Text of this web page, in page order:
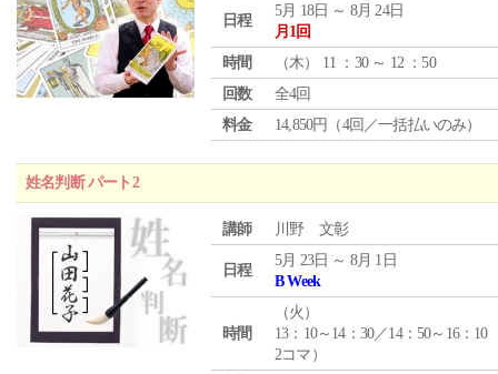
日程
5月 18日 ～ 8月 24日
月1回
時間
（木） 11 ：30 ～ 12 ：50
回数
全4回
料金
14,850円（4回／一括払いのみ）
姓名判断 パート2
講師 川野 文彰
日程
5月 23日 ～ 8月 1日
B Week
時間
（火 ）
13：10～14：30／14：50～16：10
2コマ）